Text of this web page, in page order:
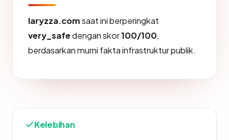
laryzza.comsaat ini berperingkat
very_safedengan skor100/100,
berdasarkan murni fakta infrastruktur publik.
Kelebihan